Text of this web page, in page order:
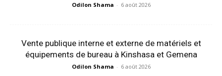
Odilon Shama - 6 août 2026
Vente publique interne et externe de matériels et
équipements de bureau à Kinshasa et Gemena
Odilon Shama - 6 août 2026